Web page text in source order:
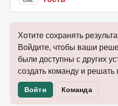
Хотите сохранять
Войдите, чтобы ваши
были доступны с других
создать команду и решать
Войти Команда